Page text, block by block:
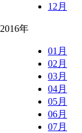
12月
2016年
01月
02月
03月
04月
05月
06月
07月